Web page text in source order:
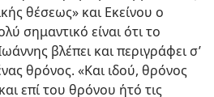
θέσεως» και Εκείνου ο
σημαντικό είναι ότι το
βλέπει και περιγράφει σ’
θρόνος. «Και ιδού, θρόνος
επί του θρόνου ήτό τις